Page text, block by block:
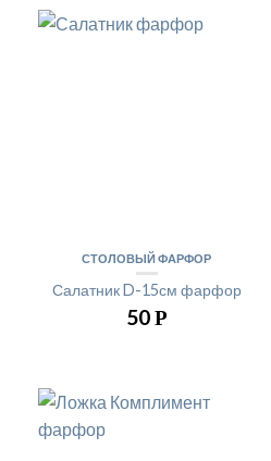
СТОЛОВЫЙ ФАРФОР
Салатник D-15см фарфор
50Р